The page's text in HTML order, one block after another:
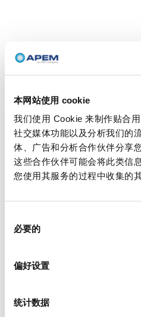
本网站使用 cookie
我们使用 Cookie 来制作贴合
社交媒体功能以及分析我们的
体、广告和分析合作伙伴分享
这些合作伙伴可能会将此类信
您使用其服务的过程中收集的
必要的
偏好设置
统计数据